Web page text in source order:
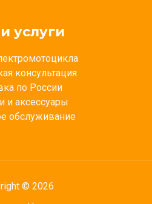
услуги
консультация
по России
и аксессуары
обслуживание
© 2026